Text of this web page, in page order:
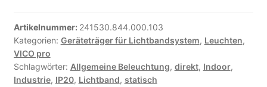
Artikelnummer: 241530.844.000.103
Kategorien: Geräteträger für Lichtbandsystem, Leuchten,
VICO pro
Schlagwörter: Allgemeine Beleuchtung, direkt, Indoor,
Industrie, IP20, Lichtband, statisch